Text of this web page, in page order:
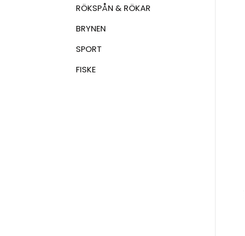
RÖKSPÅN & RÖKAR
BRYNEN
SPORT
FISKE